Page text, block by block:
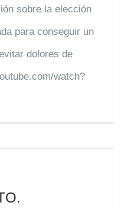
sobre la elección
para conseguir un
dolores de
watch?